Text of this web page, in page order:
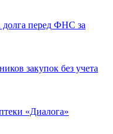
долга перед ФНС за
закупок без учета
«Диалога»